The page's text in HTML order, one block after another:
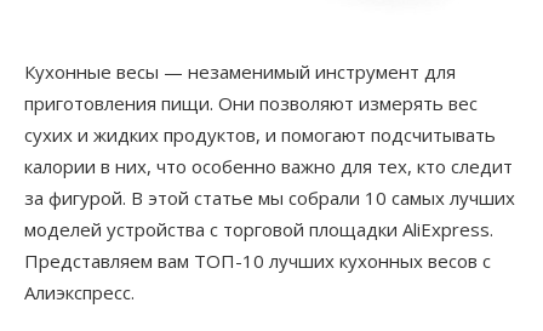
Кухонные весы — незаменимый инструмент для
приготовления пищи. Они позволяют измерять вес
сухих и жидких продуктов, и помогают подсчитывать
калории в них, что особенно важно для тех, кто следит
за фигурой. В этой статье мы собрали 10 самых лучших
моделей устройства с торговой площадки AliExpress.
Представляем вам ТОП-10 лучших кухонных весов с
Алиэкспресс.